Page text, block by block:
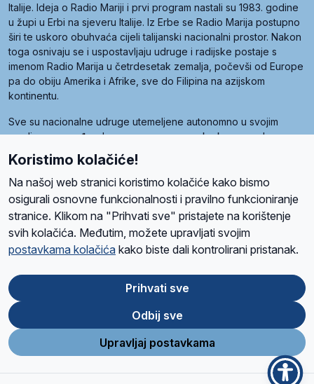
Italije. Ideja o Radio Mariji i prvi program nastali su 1983. godine
u župi u Erbi na sjeveru Italije. Iz Erbe se Radio Marija postupno
širi te uskoro obuhvaća cijeli talijanski nacionalni prostor. Nakon
toga osnivaju se i uspostavljaju udruge i radijske postaje s
imenom Radio Marija u četrdesetak zemalja, počevši od Europe
pa do obiju Amerika i Afrike, sve do Filipina na azijskom
kontinentu.
Sve su nacionalne udruge utemeljene autonomno u svojim
zemljama, a međusobna su povezane preko krovne udruge
pod nazivom Svjetska obitelj Radio Marije (World Family of
Radio Maria). Svjetsku obitelj utemeljilo je sedam članica, među
kojima je i hrvatska Udruga Radio Marija.
O namaRadio ProgramVolonteriPrijateljiKontaktPravila privatnosti
Ova stranica je zaštićena Google reCAPTCHA sustavom
Store
Google
Play
Koristimo kolačiće!
Na našoj web stranici koristimo kolačiće kako bismo
osigurali osnovne funkcionalnosti i pravilno funkcioniranje
stranice. Klikom na "Prihvati sve" pristajete na korištenje
svih kolačića. Međutim, možete upravljati svojim
postavkama kolačića kako biste dali kontrolirani pristanak.
Prihvati sve
Odbij sve
Upravljaj postavkama